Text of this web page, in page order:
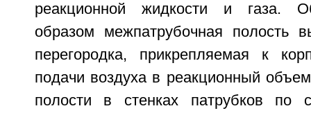
реакционной жидкости и газа.
образом межпатрубочная полость
перегородка, прикрепляемая к
подачи воздуха в реакционный
полости в стенках патрубков по